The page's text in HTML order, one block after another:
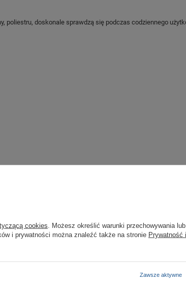
poliestru, doskonale sprawdzą się podczas codziennego
cookies . Możesz określić warunki przechowywania lub
i prywatności można znaleźć także na stronie Prywatność i
Zawsze aktywne